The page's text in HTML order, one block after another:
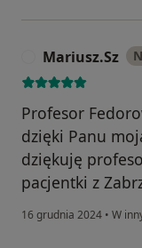
Mariusz.Sz
Profesor
dzięki Panu
dziękuję
pacjentki z
16 grudnia 2024 • W